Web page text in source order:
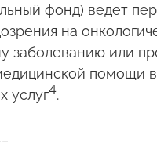
фонд) ведет
на
заболеванию или
помощи
услуг4.